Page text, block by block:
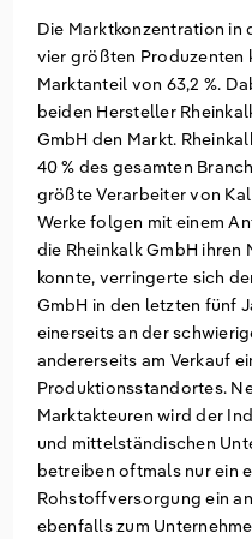
Die Marktkonzentration in
vier größten Produzenten
Marktanteil von 63,2 %.
beiden Hersteller
GmbH den Markt.
40 % des gesamten
größte Verarbeiter von
Werke folgen mit einem
die Rheinkalk GmbH
konnte, verringerte sich
GmbH in den letzten fünf
einerseits an der
andererseits am Verkauf
Produktionsstandortes.
Marktakteuren wird der
und mittelständischen
betreiben oftmals nur ein
Rohstoffversorgung ein
ebenfalls zum